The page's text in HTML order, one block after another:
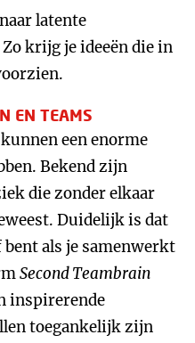
latente
krijg je ideeën die in
EN TEAMS
een enorme
Bekend zijn
die zonder elkaar
Duidelijk is dat
als je samenwerkt
Second Teambrain
inspirerende
toegankelijk zijn